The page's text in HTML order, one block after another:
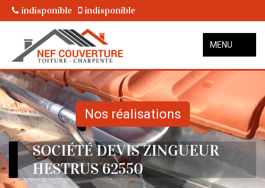
indisponible indisponible
MENU
Nos réalisations
SOCIÉTÉ DEVIS ZINGUEUR
HESTRUS 62550